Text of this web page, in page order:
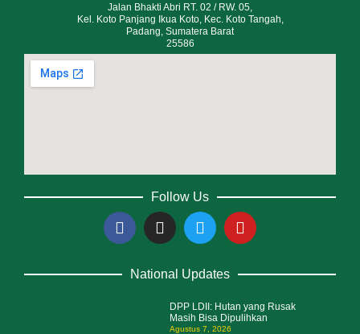
Jalan Bhakti Abri RT. 02 / RW. 05,
Kel. Koto Panjang Ikua Koto, Kec. Koto Tangah,
Padang, Sumatera Barat
25586
Follow Us
National Updates
DPP LDII: Hutan yang Rusak
Masih Bisa Dipulihkan
Agustus 7, 2026